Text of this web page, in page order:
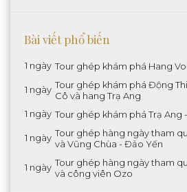
Bài viết phổ biến
1 ngày Tour ghép khám phá Hang
1 ngày Tour ghép khám phá Động
Cô và hang Trạ Ang
1 ngày Tour ghép khám phá Trạ Ang
1 ngày Tour ghép hàng ngày tham
và Vũng Chùa - Đảo Yến
1 ngày Tour ghép hàng ngày tham
và công viên Ozo